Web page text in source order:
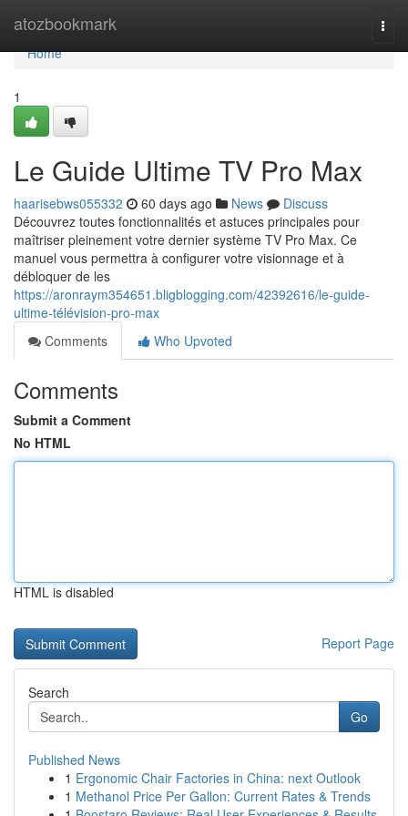
atozbookmark
Home
Home
1
Le Guide Ultime TV Pro Max
haarisebws055332 60 days ago News
Discuss
Découvrez toutes fonctionnalités et astuces principales pour
maîtriser pleinement votre dernier système TV Pro Max. Ce
manuel vous permettra à configurer votre visionnage et à
débloquer de les
https://aronraym354651.bligblogging.com/42392616/le-guide-
ultime-télévision-pro-max
Comments
Who Upvoted
Comments
Submit a Comment
No HTML
HTML is disabled
Report Page
Search
Go
Published News
1 Ergonomic Chair Factories in China: next Outlook
1 Methanol Price Per Gallon: Current Rates & Trends